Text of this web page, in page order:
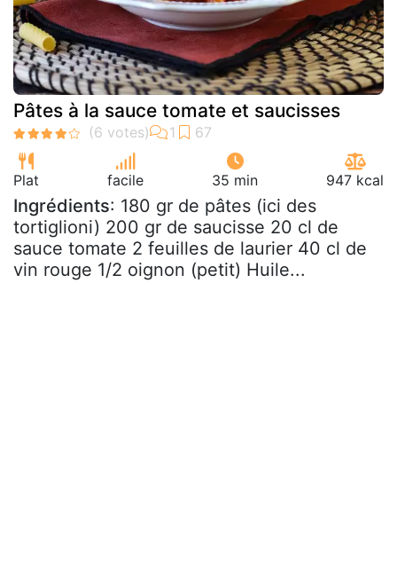
Pâtes à la sauce tomate et saucisses
Plat facile 35 min 947 kcal
Ingrédients: 180 gr de pâtes (ici des
tortiglioni) 200 gr de saucisse 20 cl de
sauce tomate 2 feuilles de laurier 40 cl de
vin rouge 1/2 oignon (petit) Huile...